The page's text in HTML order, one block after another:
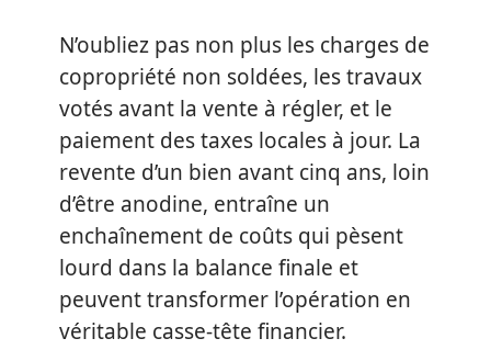
N’oubliez pas non plus les charges de
copropriété non soldées, les travaux
votés avant la vente à régler, et le
paiement des taxes locales à jour. La
revente d’un bien avant cinq ans, loin
d’être anodine, entraîne un
enchaînement de coûts qui pèsent
lourd dans la balance finale et
peuvent transformer l’opération en
véritable casse-tête financier.